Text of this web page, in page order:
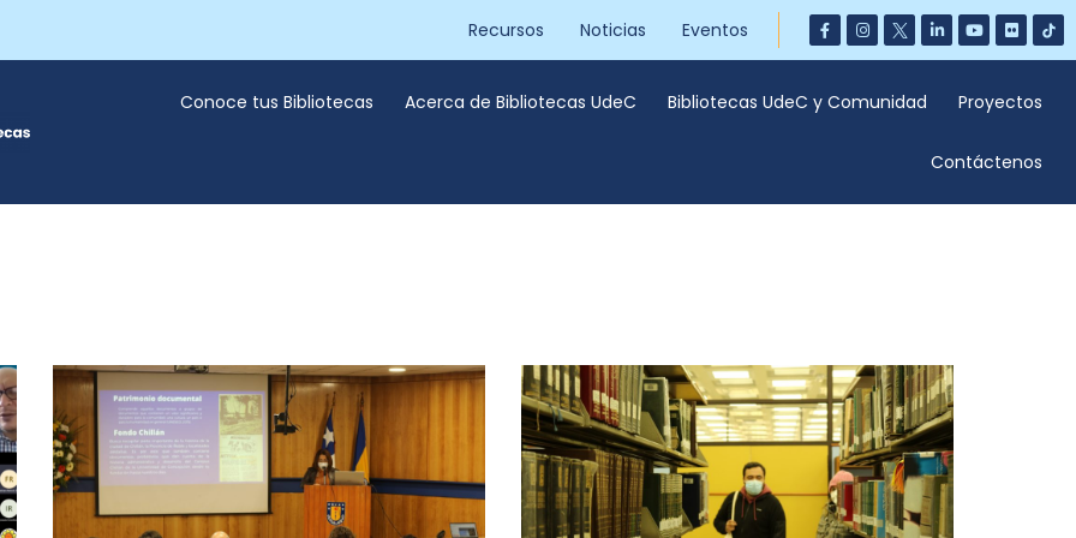
Recursos Noticias Eventos
Conoce tus Bibliotecas Acerca de Bibliotecas UdeC Bibliotecas UdeC y Comunidad Proyectos
Contáctenos